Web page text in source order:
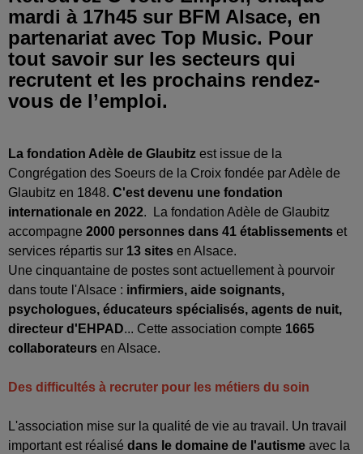
mardi à 17h45 sur BFM Alsace, en
partenariat avec Top Music. Pour
tout savoir sur les secteurs qui
recrutent et les prochains rendez-
vous de l’emploi.
La fondation Adèle de Glaubitz est issue de la
Congrégation des Soeurs de la Croix fondée par Adèle de
Glaubitz en 1848. C'est devenu une fondation
internationale en 2022. La fondation Adèle de Glaubitz
accompagne 2000 personnes dans 41 établissements et
services répartis sur 13 sites en Alsace.
Une cinquantaine de postes sont actuellement à pourvoir
dans toute l'Alsace : infirmiers, aide soignants,
psychologues, éducateurs spécialisés, agents de nuit,
directeur d'EHPAD... Cette association compte 1665
collaborateurs en Alsace.
Des difficultés à recruter pour les métiers du soin
L'association mise sur la qualité de vie au travail. Un travail
important est réalisé dans le domaine de l'autisme avec la